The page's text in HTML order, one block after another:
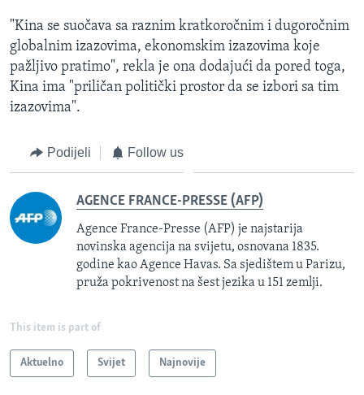
"Kina se suočava sa raznim kratkoročnim i dugoročnim
globalnim izazovima, ekonomskim izazovima koje
pažljivo pratimo", rekla je ona dodajući da pored toga,
Kina ima "priličan politički prostor da se izbori sa tim
izazovima".
Podijeli Follow us
AGENCE FRANCE-PRESSE (AFP)
Agence France-Presse (AFP) je najstarija
novinska agencija na svijetu, osnovana 1835.
godine kao Agence Havas. Sa sjedištem u Parizu,
pruža pokrivenost na šest jezika u 151 zemlji.
This item is part of
Aktuelno Svijet Najnovije